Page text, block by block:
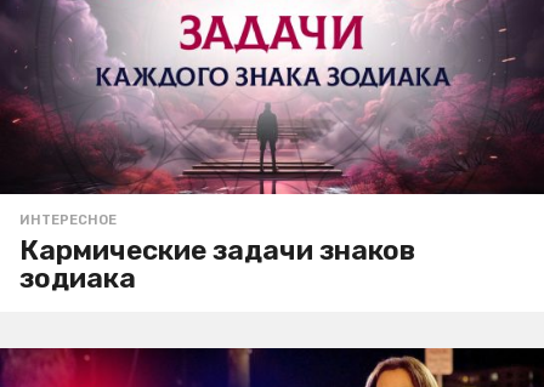
ИНТЕРЕСНОЕ
Кармические задачи знаков
зодиака